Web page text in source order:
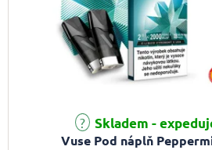
Vuse Pod náplň
Průměrné hodnocení produktu je 5,0
Skladem -